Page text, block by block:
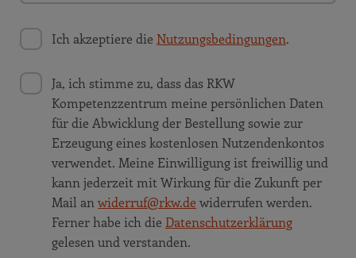
Ich akzeptiere die Nutzungsbedingungen.
Ja, ich stimme zu, dass das RKW
Kompetenzzentrum meine persönlichen Daten
für die Abwicklung der Bestellung sowie zur
Erzeugung eines kostenlosen Nutzendenkontos
verwendet. Meine Einwilligung ist freiwillig und
kann jederzeit mit Wirkung für die Zukunft per
Mail an widerruf@rkw.de widerrufen werden.
Ferner habe ich die Datenschutzerklärung
gelesen und verstanden.